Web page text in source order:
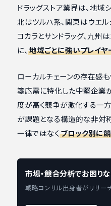
ドラッグストア業界は、地域
北はツルハ系、関東はウエ
コカラとサンドラッグ、九州
に、 地域ごとに強いプレイ
ローカルチェーンの存在感
箋応需に特化した中堅企業
度が高く競争が激化する一
が課題となる構造的な非対
一律ではなくブロック別に
市場・競合分析でお困り
戦略コンサル出身者がリサー